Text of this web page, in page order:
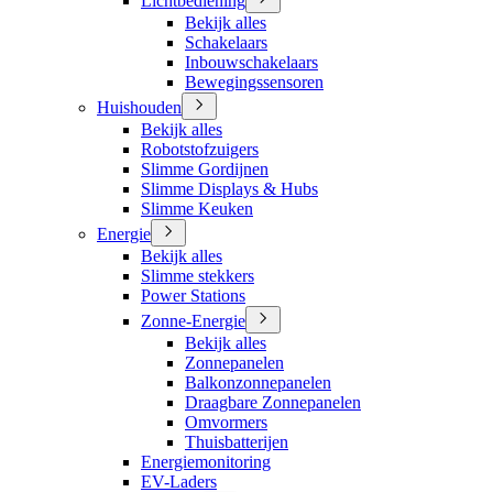
Bekijk alles
Schakelaars
Inbouwschakelaars
Bewegingssensoren
Huishouden
Bekijk alles
Robotstofzuigers
Slimme Gordijnen
Slimme Displays & Hubs
Slimme Keuken
Energie
Bekijk alles
Slimme stekkers
Power Stations
Zonne-Energie
Bekijk alles
Zonnepanelen
Balkonzonnepanelen
Draagbare Zonnepanelen
Omvormers
Thuisbatterijen
Energiemonitoring
EV-Laders